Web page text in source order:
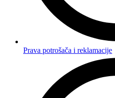
Prava potrošača i reklamacije